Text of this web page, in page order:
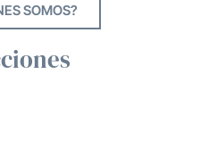
SOMOS?